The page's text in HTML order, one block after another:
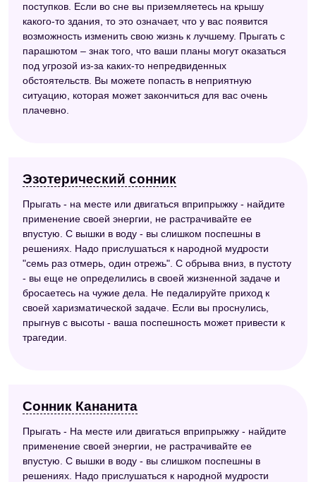
поступков. Если во сне вы приземляетесь на крышу
какого-то здания, то это означает, что у вас появится
возможность изменить свою жизнь к лучшему. Прыгать с
парашютом – знак того, что ваши планы могут оказаться
под угрозой из-за каких-то непредвиденных
обстоятельств. Вы можете попасть в неприятную
ситуацию, которая может закончиться для вас очень
плачевно.
Эзотерический сонник
Прыгать - на месте или двигаться вприпрыжку - найдите
применение своей энергии, не растрачивайте ее
впустую. С вышки в воду - вы слишком поспешны в
решениях. Надо прислушаться к народной мудрости
"семь раз отмерь, один отрежь". С обрыва вниз, в пустоту
- вы еще не определились в своей жизненной задаче и
бросаетесь на чужие дела. Не педалируйте приход к
своей харизматической задаче. Если вы проснулись,
прыгнув с высоты - ваша поспешность может привести к
трагедии.
Сонник Кананита
Прыгать - На месте или двигаться вприпрыжку - найдите
применение своей энергии, не растрачивайте ее
впустую. С вышки в воду - вы слишком поспешны в
решениях. Надо прислушаться к народной мудрости